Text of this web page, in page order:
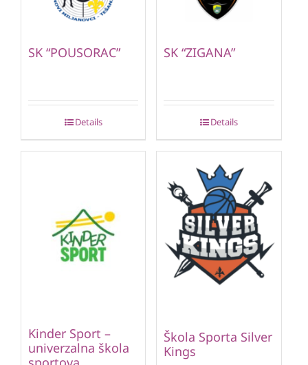
SK “POUSORAC”
Details
SK “ZIGANA”
Details
Kinder Sport –
univerzalna škola
Škola Sporta Silver
Kings